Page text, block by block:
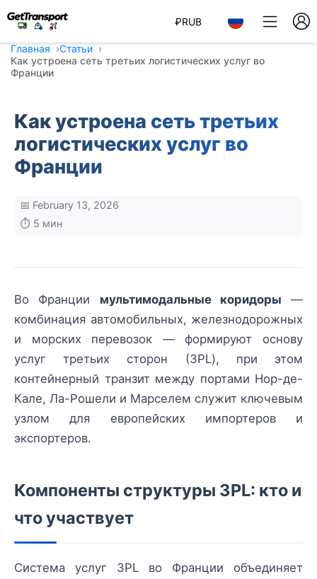
₽RUB
Главная
Статьи
Как устроена сеть третьих логистических услуг во
Франции
Как устроена сеть третьих
логистических услуг во
Франции
📅 February 13, 2026
⏱️ 5 мин
Во Франции мультимодальные коридоры —
комбинация автомобильных, железнодорожных
и морских перевозок — формируют основу
услуг третьих сторон (3PL), при этом
контейнерный транзит между портами Нор-де-
Кале, Ла-Рошели и Марселем служит ключевым
узлом для европейских импортеров и
экспортеров.
Компоненты структуры 3PL: кто и
что участвует
Система услуг 3PL во Франции объединяет